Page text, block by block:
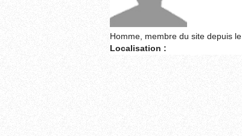
Homme, membre du site depuis le
Localisation :